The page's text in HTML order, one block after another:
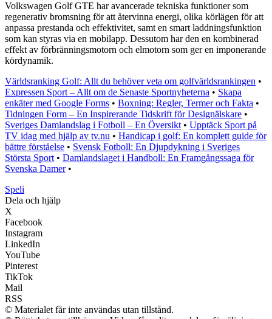
Volkswagen Golf GTE har avancerade tekniska funktioner som
regenerativ bromsning för att återvinna energi, olika körlägen för att
anpassa prestanda och effektivitet, samt en smart laddningsfunktion
som kan styras via en mobilapp. Dessutom har den en kombinerad
effekt av förbränningsmotorn och elmotorn som ger en imponerande
kördynamik.
Världsranking Golf: Allt du behöver veta om golfvärldsrankingen •
Expressen Sport – Allt om de Senaste Sportnyheterna • Skapa
enkäter med Google Forms • Boxning: Regler, Termer och Fakta •
Tidningen Form – En Inspirerande Tidskrift för Designälskare •
Sveriges Damlandslag i Fotboll – En Översikt• Upptäck Sport på
TV idag med hjälp av tv.nu • Handicap i golf: En komplett guide för
bättre förståelse • Svensk Fotboll: En Djupdykning i Sveriges
Största Sport• Damlandslaget i Handboll: En Framgångssaga för
Svenska Damer•
Speli
Dela och hjälp
X
Facebook
Instagram
LinkedIn
YouTube
Pinterest
TikTok
Mail
RSS
© Materialet får inte användas utan tillstånd.